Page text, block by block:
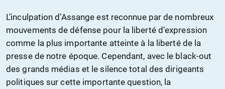
DON
L’inculpation d’Assange est reconnue par de nombreux
mouvements de défense pour la liberté d’expression
comme la plus importante atteinte à la liberté de la
presse de notre époque. Cependant, avec le black-out
des grands médias et le silence total des dirigeants
politiques sur cette importante question, la